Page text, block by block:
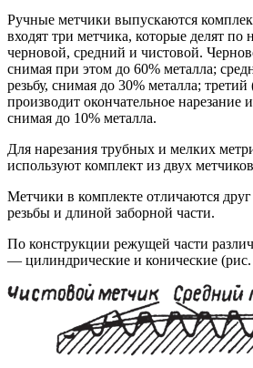
Ручные метчики выпускаются
входят три метчика, которые делят по
черновой, средний и чистовой.
снимая при этом до 60% металла;
резьбу, снимая до 30% металла;
производит окончательное нарезание
снимая до 10% металла.
Для нарезания трубных и мелких
используют комплект из двух
Метчики в комплекте отличаются
резьбы и длиной заборной части.
По конструкции режущей части
— цилиндрические и конические (рис.